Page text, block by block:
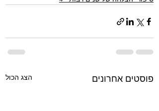
פוסטים אחרונים הצג הכול